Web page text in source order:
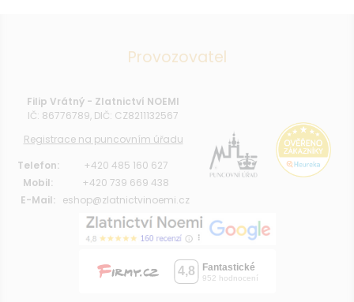
Provozovatel
Filip Vrátný - Zlatnictví NOEMI
IČ: 86776789, DIČ: CZ8211132567
Registrace na puncovním úřadu
Telefon:
+420 485 160 627
Mobil:
+420 739 669 438
E-Mail:
eshop@zlatnictvinoemi.cz